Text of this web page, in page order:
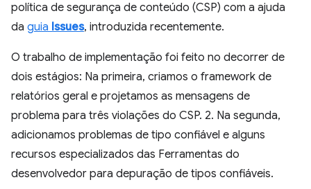
política de segurança de conteúdo (CSP) com a ajuda
da guia Issues, introduzida recentemente.
O trabalho de implementação foi feito no decorrer de
dois estágios: Na primeira, criamos o framework de
relatórios geral e projetamos as mensagens de
problema para três violações do CSP. 2. Na segunda,
adicionamos problemas de tipo confiável e alguns
recursos especializados das Ferramentas do
desenvolvedor para depuração de tipos confiáveis.